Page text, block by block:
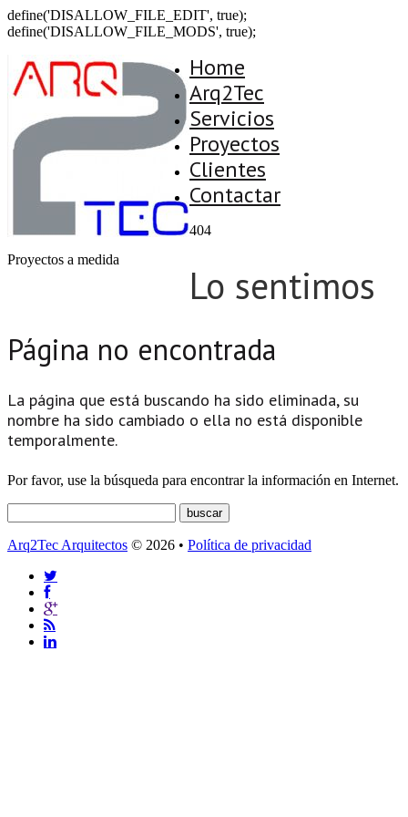
define('DISALLOW_FILE_EDIT', true);
define('DISALLOW_FILE_MODS', true);
Proyectos a medida
Home
Arq2Tec
Servicios
Proyectos
Clientes
Contactar
404
Lo sentimos
Página no encontrada
La página que está buscando ha sido eliminada, su
nombre ha sido cambiado o ella no está disponible
temporalmente.
Por favor, use la búsqueda para encontrar la información en Internet.
Arq2Tec Arquitectos © 2026 • Política de privacidad